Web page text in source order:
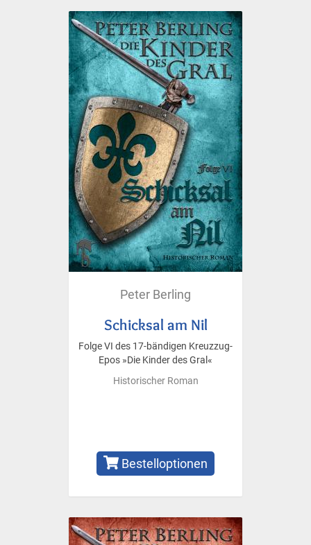
Peter Berling
Schicksal am Nil
Folge VI des 17-bändigen Kreuzzug-
Epos »Die Kinder des Gral«
Historischer Roman
Bestelloptionen